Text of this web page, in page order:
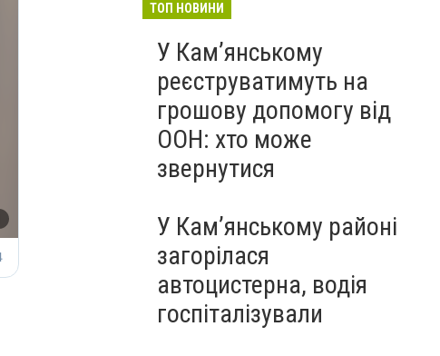
ТОП НОВИНИ
У Кам’янському
реєструватимуть на
грошову допомогу від
ООН: хто може
звернутися
У Кам’янському районі
загорілася
автоцистерна, водія
госпіталізували